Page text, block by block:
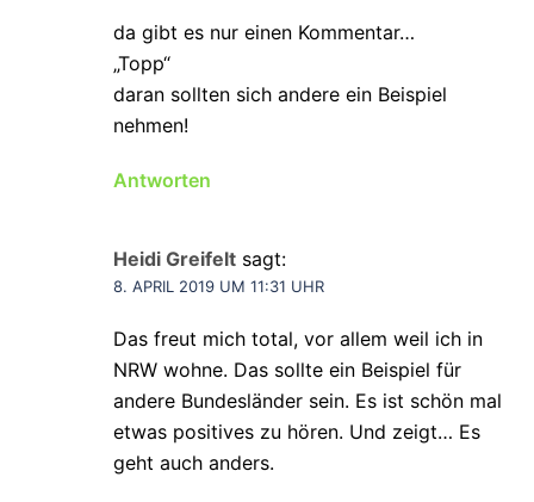
da gibt es nur einen Kommentar…
„Topp“
daran sollten sich andere ein Beispiel
nehmen!
Antworten
Heidi Greifelt sagt:
8. APRIL 2019 UM 11:31 UHR
Das freut mich total, vor allem weil ich in
NRW wohne. Das sollte ein Beispiel für
andere Bundesländer sein. Es ist schön mal
etwas positives zu hören. Und zeigt… Es
geht auch anders.